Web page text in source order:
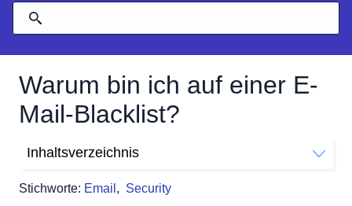
Warum bin ich auf einer E-
Mail-Blacklist?
Stichworte: Email , Security
Inhaltsverzeichnis
Details / Lösungen.